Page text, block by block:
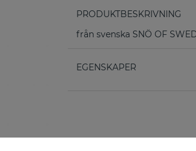
PRODUKTBESKRIVNING
från svenska SNÖ OF
EGENSKAPER